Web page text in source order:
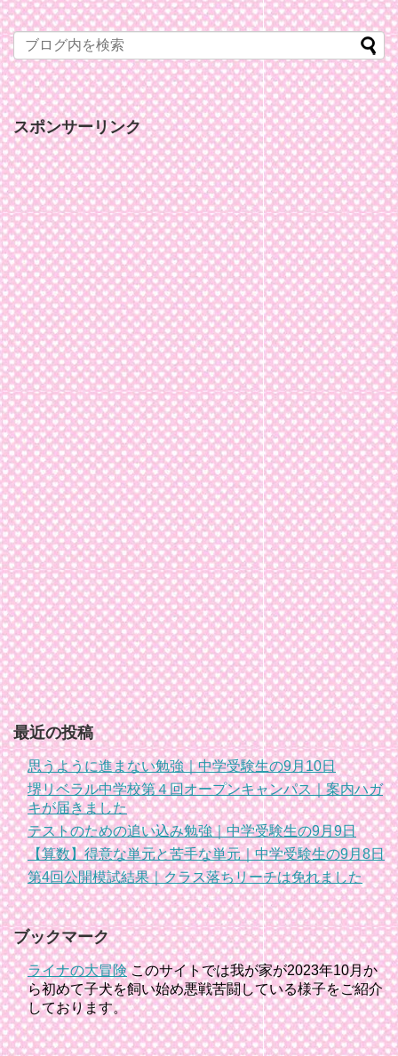
スポンサーリンク
最近の投稿
思うように進まない勉強｜中学受験生の9月10日
堺リベラル中学校第４回オープンキャンパス｜案内ハガ
キが届きました
テストのための追い込み勉強｜中学受験生の9月9日
【算数】得意な単元と苦手な単元｜中学受験生の9月8日
第4回公開模試結果｜クラス落ちリーチは免れました
ブックマーク
ライナの大冒険このサイトでは我が家が2023年10月か
ら初めて子犬を飼い始め悪戦苦闘している様子をご紹介
しております。